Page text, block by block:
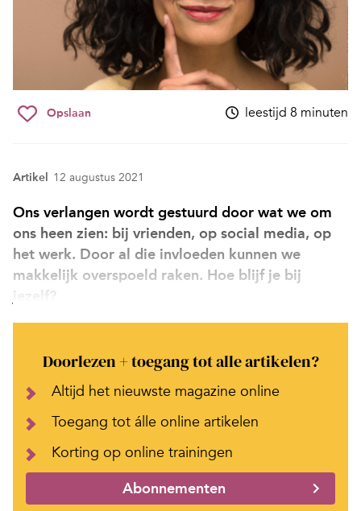
Opslaan leestijd 8 minuten
Artikel 12 augustus 2021
Ons verlangen wordt gestuurd door wat we om
ons heen zien: bij vrienden, op social media, op
het werk. Door al die invloeden kunnen we
makkelijk overspoeld raken. Hoe blijf je bij
jezelf?
Doorlezen + toegang tot alle artikelen?
Altijd het nieuwste magazine online
Toegang tot álle online artikelen
Korting op online trainingen
Abonnementen